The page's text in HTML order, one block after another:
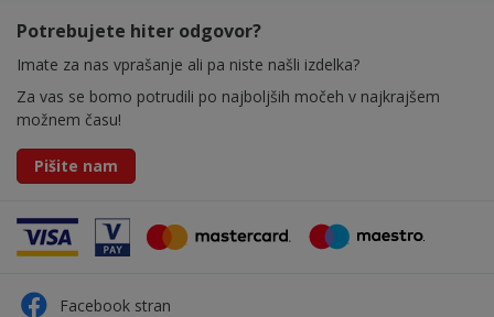
Potrebujete hiter odgovor?
Imate za nas vprašanje ali pa niste našli izdelka?
Za vas se bomo potrudili po najboljših močeh v najkrajšem
možnem času!
Pišite nam
Facebook stran